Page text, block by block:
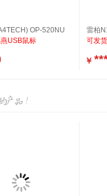
OP-520NU
USB鼠标
雷柏
可发
￥